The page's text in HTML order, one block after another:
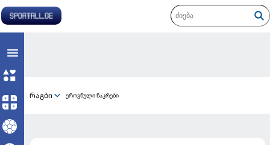
რაგბი ეროვნული ნაკრები